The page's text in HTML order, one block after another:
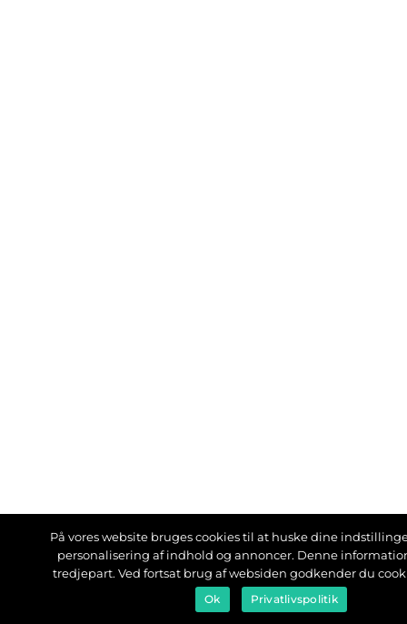
På vores website bruges cookies til at huske dine
personalisering af indhold og annoncer. Denne
tredjepart. Ved fortsat brug af websiden godkender du
Ok Privatlivspolitik